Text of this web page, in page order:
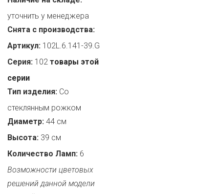
уточнить у менеджера
Снята с производства:
Артикул: 102L.6.141-39.G
Серия: 102 товары этой
серии
Тип изделия: Со
стеклянным рожком
Диаметр: 44 см
Высота: 39 см
Количество Ламп: 6
Возможности цветовых
решений данной модели